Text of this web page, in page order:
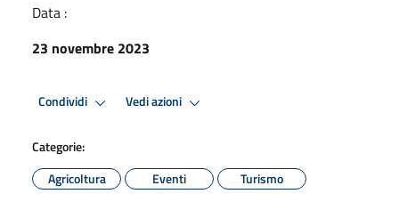
Data :
23 novembre 2023
Condividi Vedi azioni
Categorie:
Agricoltura
Eventi Turismo